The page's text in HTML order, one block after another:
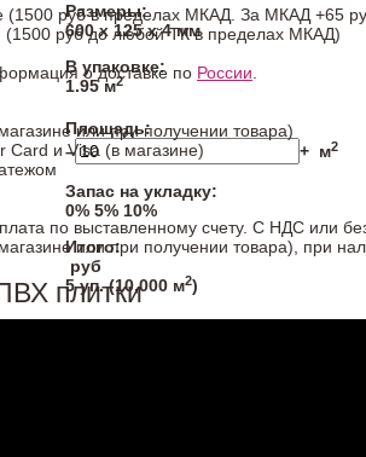
Размеры:
600 х 125 х 4 мм
В упаковке:
1.95 м2
Площадь:
–
+ м2
Запас на укладку:
0% 5% 10%
Итого:
руб
5уп. (10,000 м2)
покрытия продаются кратно
(1500 руб в пределах МКАД. За МКАД +65
(1500 руб до любой ТК в пределах МКАД)
о доставке по России.
или при получении товара)
Card и Visa (в магазине)
по выставленному счету. С НДС или
или при получении товара), при
плитки